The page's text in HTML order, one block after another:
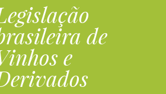
de
e